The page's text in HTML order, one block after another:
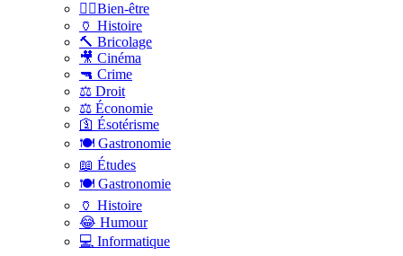
🧑‍⚕️Bien-être
🏺 Histoire
🔨 Bricolage
🎥 Cinéma
🔫 Crime
⚖️ Droit
⚖️ Économie
🛐 Ésotérisme
🍽️ Gastronomie
📖 Études
🍽️ Gastronomie
🏺 Histoire
😂 Humour
💻 Informatique